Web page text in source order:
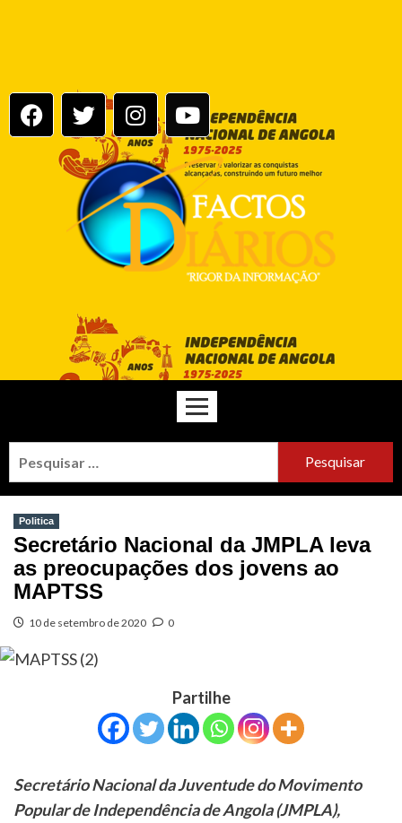
Politica
Secretário Nacional da JMPLA leva
as preocupações dos jovens ao
MAPTSS
10 de setembro de 2020 0
Partilhe
Secretário Nacional da Juventude do Movimento
Popular de Independência de Angola (JMPLA),